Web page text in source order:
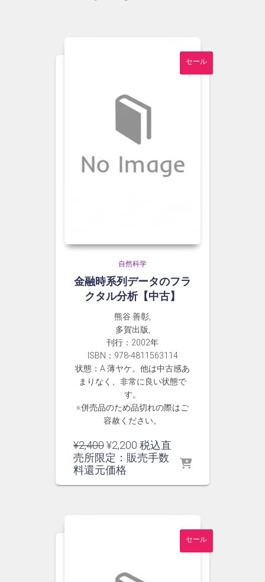
セール
自然科学
金融時系列データのフラ
クタル分析【中古】
熊谷 善彰,
多賀出版,
刊行：2002年
ISBN：978-4811563114
状態：A 薄ヤケ。他は中古感あ
まりなく、非常に良い状態で
す。
※併売品のため品切れの際はご
容赦ください。
¥2,400元
の
価
¥2,200 現
在
税込直
売所限定：販売手数
料還元価格
セール